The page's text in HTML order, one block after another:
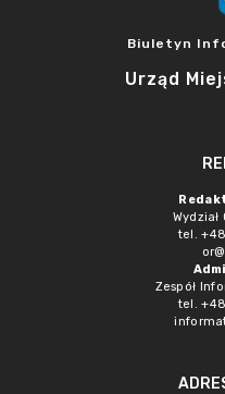
Biuletyn
Urząd
tel.
Zespół
tel.